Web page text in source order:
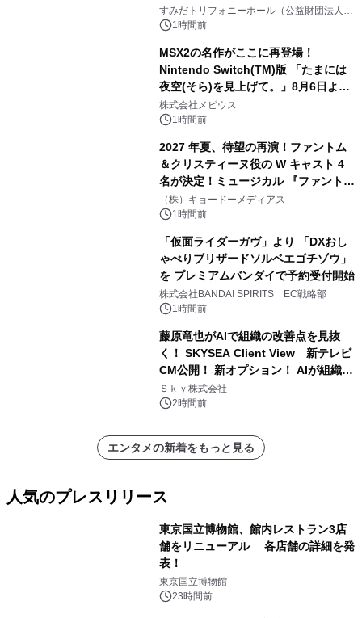
すみだトリフォニーホール（公益財団法人墨
田区文化振興財団）
1時間前
MSX2の名作がここに再登場！
Nintendo Switch(TM)版 「たまには
夜空(そら)を見上げて。」8月6日より
配信開始！
株式会社メビウス
1時間前
2027 年夏、待望の再演！ファントム
＆クリスティーヌ役の W キャスト 4
名が決定！ミュージカル 『ファント
ム』
（株）キョードーメディアス
1時間前
「仮面ライダーガヴ」より 「DXおし
ゃべりブリザードソルベエゴチゾウ」
を プレミアムバンダイで予約受付開始
株式会社BANDAI SPIRITS EC戦略部
1時間前
藤原竜也がAIで組織の改善点を見抜
く！ SKYSEA Client View 新テレビ
CM公開！ 新オプション！ AIが組織の
業務実態を分析し労務改善を支援。 藤
原竜也メイキング動画公開 「もしAIが
る自信がある」「昨年の夏はカブトム
シを捕まえたり、虫と戦ったり…」
Ｓｋｙ株式会社
2時間前
エンタメの新着をもっと見る
人気のプレスリリース
東京国立博物館、館内レストラン3店
舗をリニューアル 各店舗の詳細を発
表！
東京国立博物館
23時間前